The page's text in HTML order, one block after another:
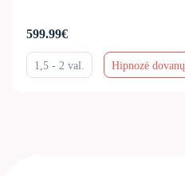
599.99€
1,5 - 2 val. Hipnozė dovanų